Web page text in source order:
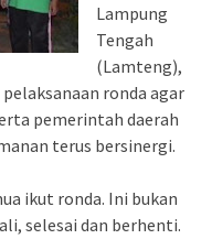
Lampung
Tengah
(Lamteng),
ronda agar
pemerintah daerah
terus bersinergi.
ikut ronda. Ini bukan
selesai dan berhenti.